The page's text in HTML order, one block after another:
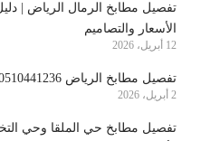
الأسعار والتصاميم
12 أبريل، 2026
تفصيل مطابخ الرياض 0510441236
2 أبريل، 2026
تفصيل مطابخ حي الملقا وحي